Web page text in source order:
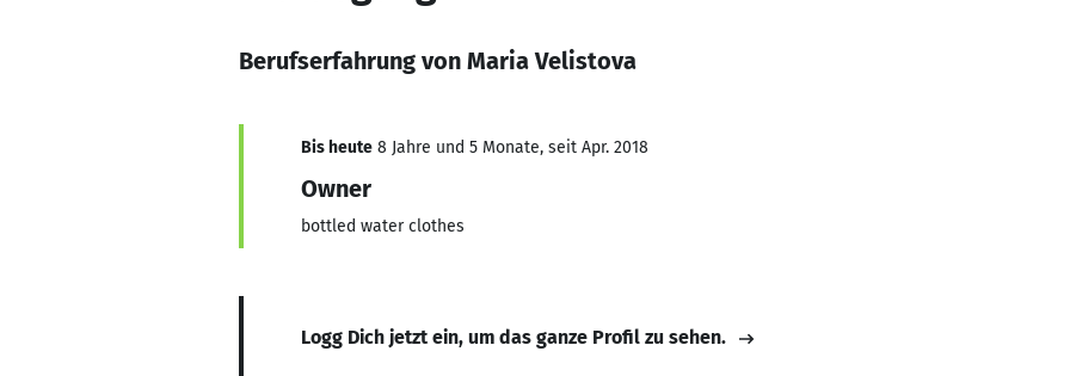
Berufserfahrung von Maria Velistova
Bis heute 8 Jahre und 5 Monate, seit Apr. 2018
Owner
bottled water clothes
Logg Dich jetzt ein, um das ganze Profil zu sehen.